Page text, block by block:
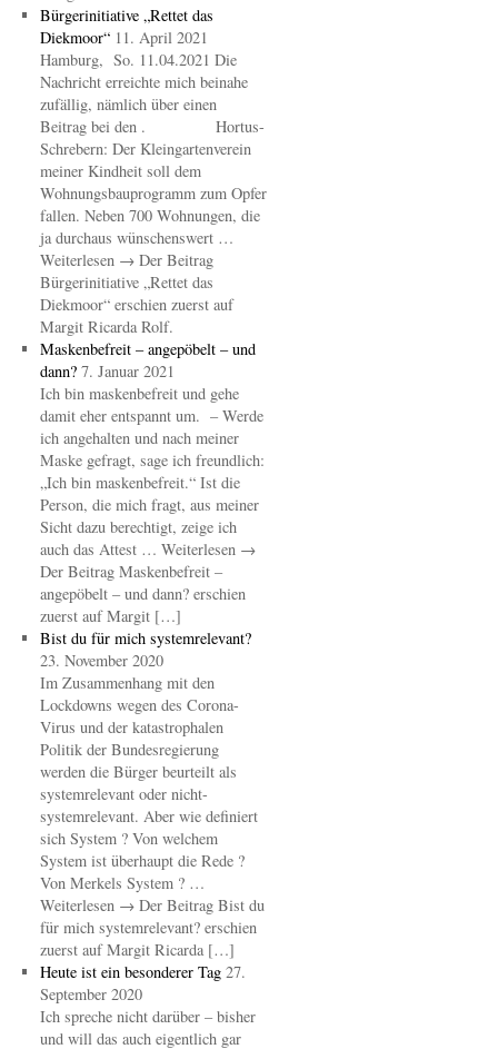
Bürgerinitiative „Rettet das
Diekmoor“ 11. April 2021
Hamburg, So. 11.04.2021 Die
Nachricht erreichte mich beinahe
zufällig, nämlich über einen
Beitrag bei den . Hortus-
Schrebern: Der Kleingartenverein
meiner Kindheit soll dem
Wohnungsbauprogramm zum Opfer
fallen. Neben 700 Wohnungen, die
ja durchaus wünschenswert …
Weiterlesen → Der Beitrag
Bürgerinitiative „Rettet das
Diekmoor“ erschien zuerst auf
Margit Ricarda Rolf.
Maskenbefreit – angepöbelt – und
dann? 7. Januar 2021
Ich bin maskenbefreit und gehe
damit eher entspannt um. – Werde
ich angehalten und nach meiner
Maske gefragt, sage ich freundlich:
„Ich bin maskenbefreit.“ Ist die
Person, die mich fragt, aus meiner
Sicht dazu berechtigt, zeige ich
auch das Attest … Weiterlesen →
Der Beitrag Maskenbefreit –
angepöbelt – und dann? erschien
zuerst auf Margit […]
Bist du für mich systemrelevant?
23. November 2020
Im Zusammenhang mit den
Lockdowns wegen des Corona-
Virus und der katastrophalen
Politik der Bundesregierung
werden die Bürger beurteilt als
systemrelevant oder nicht-
systemrelevant. Aber wie definiert
sich System ? Von welchem
System ist überhaupt die Rede ?
Von Merkels System ? …
Weiterlesen → Der Beitrag Bist du
für mich systemrelevant? erschien
zuerst auf Margit Ricarda […]
Heute ist ein besonderer Tag 27.
September 2020
Ich spreche nicht darüber – bisher
und will das auch eigentlich gar